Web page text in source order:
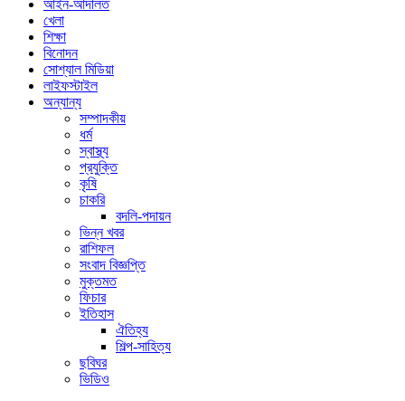
আইন-আদালত
খেলা
শিক্ষা
বিনোদন
সোশ্যাল মিডিয়া
লাইফস্টাইল
অন্যান্য
সম্পাদকীয়
ধর্ম
স্বাস্থ্য
প্রযুক্তি
কৃষি
চাকরি
বদলি-পদায়ন
ভিন্ন খবর
রাশিফল
সংবাদ বিজ্ঞপ্তি
মুক্তমত
ফিচার
ইতিহাস
ঐতিহ্য
শিল্প-সাহিত্য
ছবিঘর
ভিডিও